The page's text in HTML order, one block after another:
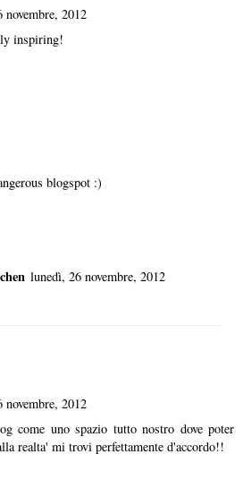
novembre, 2012
inspiring!
blogspot :)
lunedì, 26 novembre, 2012
novembre, 2012
come uno spazio tutto nostro dove poter
realta' mi trovi perfettamente d'accordo!!